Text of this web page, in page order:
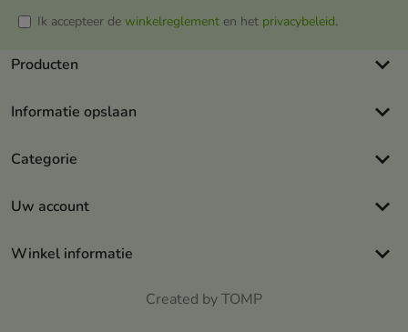
Ik accepteer de winkelreglement en het privacybeleid.
Producten keyboard_arrow_down
Informatie opslaan keyboard_arrow_down
Categorie keyboard_arrow_down
Uw account keyboard_arrow_down
Winkel informatie keyboard_arrow_down
Created by TOMP